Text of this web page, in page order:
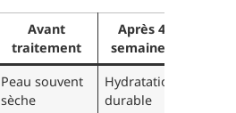
Avant
traitement
Après 4
semaines
Peau souvent
sèche
Hydratation
durable